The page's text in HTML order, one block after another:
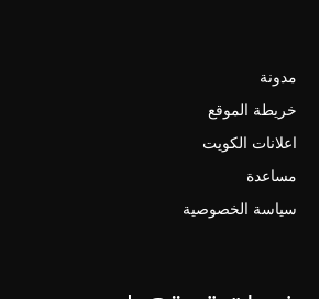
مدونة
خريطة الموقع
اعلانات الكويت
مساعدة
سياسة الخصوصية